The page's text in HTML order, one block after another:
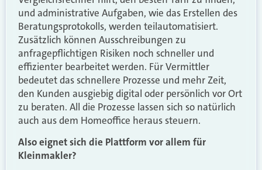
und administrative Aufgaben, wie das Erstellen des
Beratungsprotokolls, werden teil­automatisiert.
Zusätzlich können Ausschreibungen zu
anfragepflichtigen Risiken noch schneller und
effizienter bearbeitet werden. Für Vermittler
bedeutet das schnellere Prozesse und mehr Zeit,
den Kunden ausgiebig digital oder persönlich vor Ort
zu beraten. All die Prozesse lassen sich so natürlich
auch aus dem Home­office heraus steuern.
Also eignet sich die Plattform vor allem für
Kleinmakler?